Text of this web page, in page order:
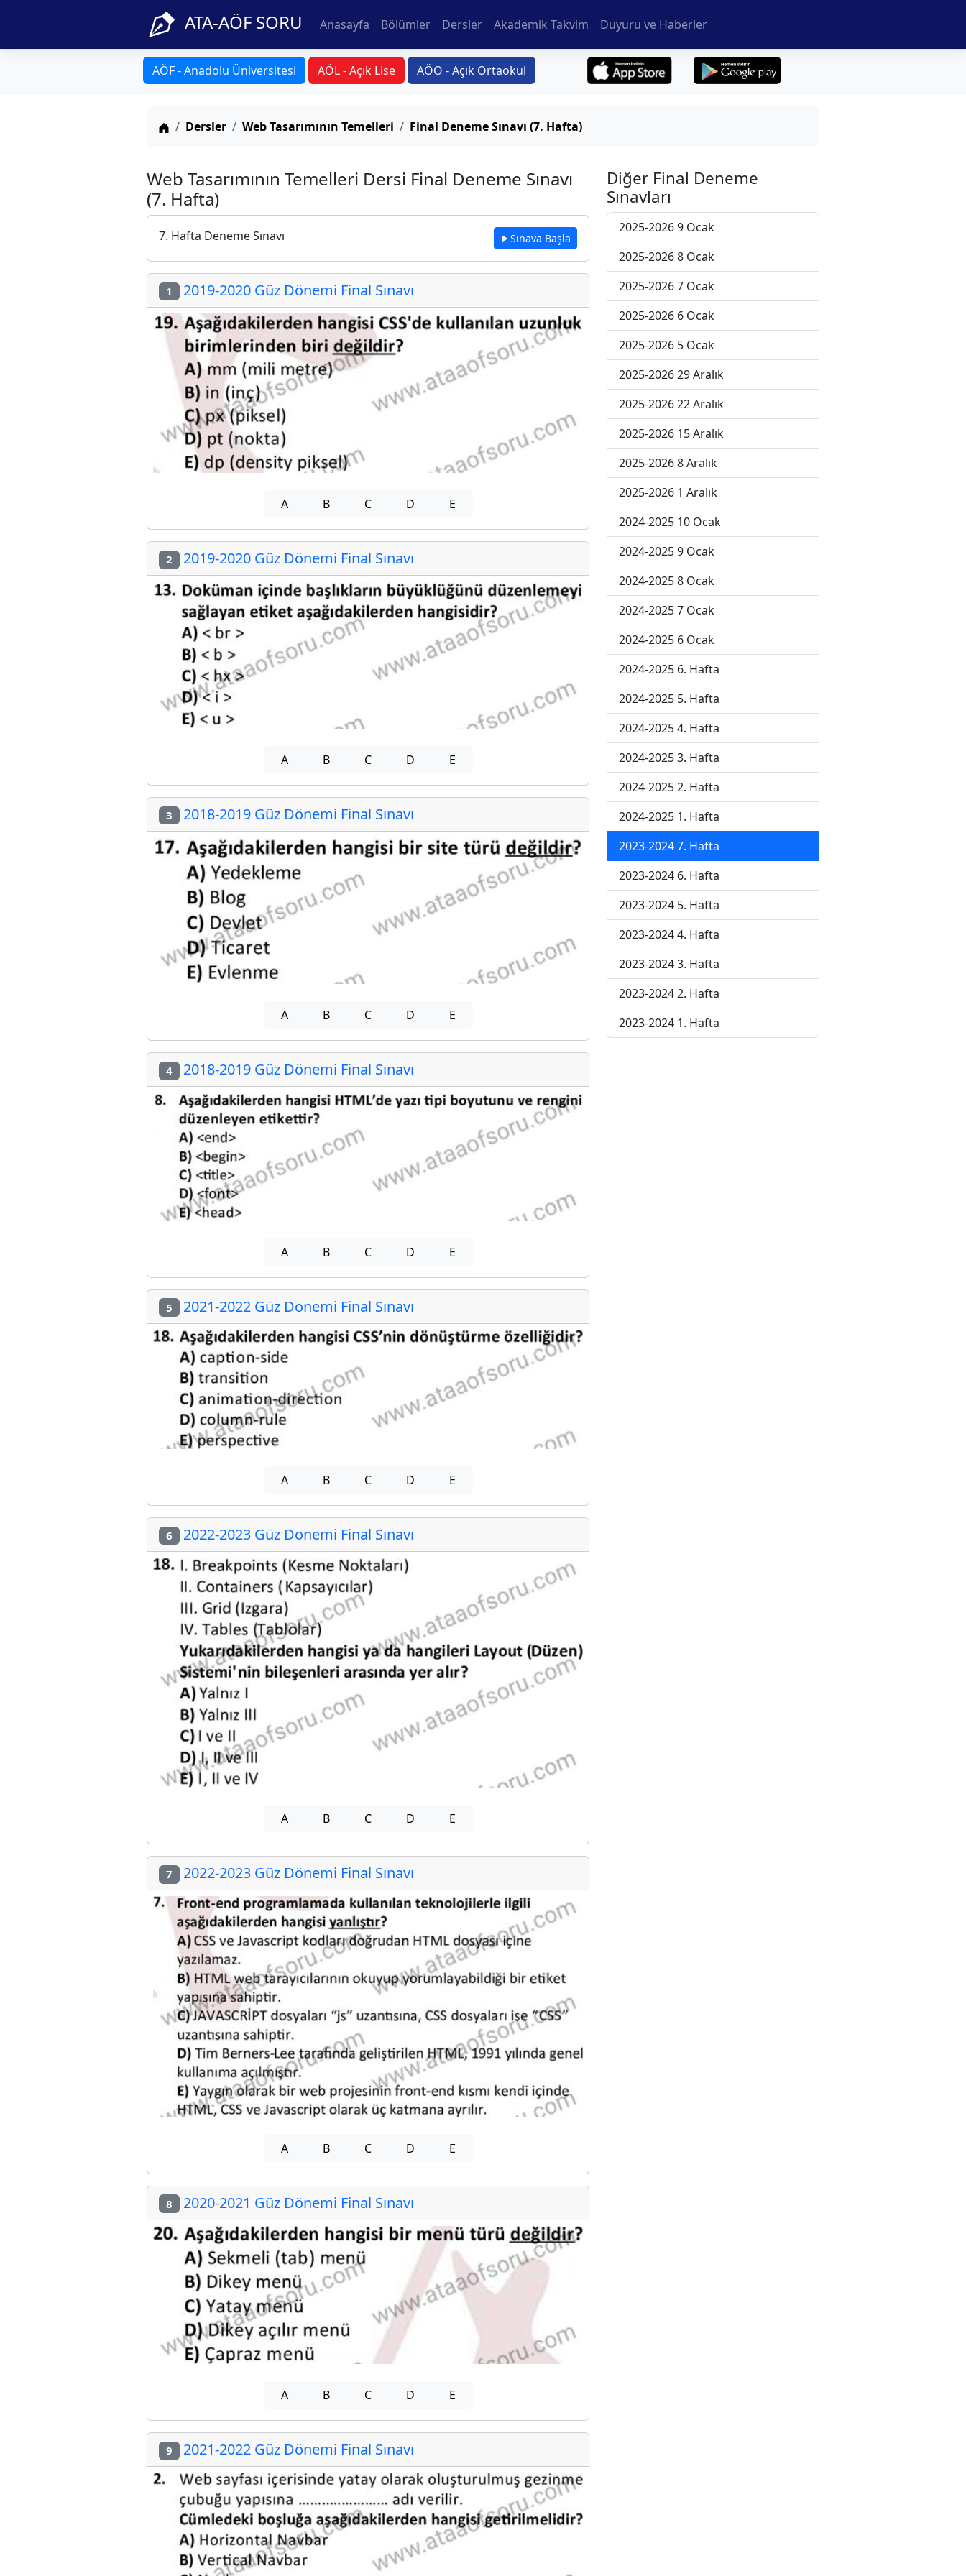
ATA-AÖF SORU Anasayfa Bölümler Dersler Akademik Takvim Duyuru ve Haberler
AÖF - Anadolu Üniversitesi AÖL - Açık Lise AÖO - Açık Ortaokul
Anasayfa
Dersler Web Tasarımının Temelleri Final Deneme Sınavı (7. Hafta)
Web Tasarımının Temelleri Dersi Final Deneme Sınavı
(7. Hafta)
7. Hafta Deneme Sınavı Sınava Başla
1 2019-2020 Güz Dönemi Final Sınavı
A B C D E
2 2019-2020 Güz Dönemi Final Sınavı
A B C D E
3 2018-2019 Güz Dönemi Final Sınavı
A B C D E
4 2018-2019 Güz Dönemi Final Sınavı
A B C D E
5 2021-2022 Güz Dönemi Final Sınavı
A B C D E
6 2022-2023 Güz Dönemi Final Sınavı
A B C D E
7 2022-2023 Güz Dönemi Final Sınavı
A B C D E
8 2020-2021 Güz Dönemi Final Sınavı
A B C D E
9 2021-2022 Güz Dönemi Final Sınavı
Diğer Final Deneme
Sınavları
2025-2026 9 Ocak
2025-2026 8 Ocak
2025-2026 7 Ocak
2025-2026 6 Ocak
2025-2026 5 Ocak
2025-2026 29 Aralık
2025-2026 22 Aralık
2025-2026 15 Aralık
2025-2026 8 Aralık
2025-2026 1 Aralık
2024-2025 10 Ocak
2024-2025 9 Ocak
2024-2025 8 Ocak
2024-2025 7 Ocak
2024-2025 6 Ocak
2024-2025 6. Hafta
2024-2025 5. Hafta
2024-2025 4. Hafta
2024-2025 3. Hafta
2024-2025 2. Hafta
2024-2025 1. Hafta
2023-2024 7. Hafta
2023-2024 6. Hafta
2023-2024 5. Hafta
2023-2024 4. Hafta
2023-2024 3. Hafta
2023-2024 2. Hafta
2023-2024 1. Hafta